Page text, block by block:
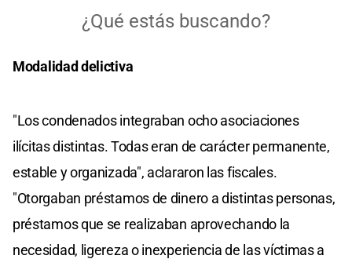
Modalidad delictiva
"Los condenados integraban ocho asociaciones
ilícitas distintas. Todas eran de carácter permanente,
estable y organizada", aclararon las fiscales.
"Otorgaban préstamos de dinero a distintas personas,
préstamos que se realizaban aprovechando la
necesidad, ligereza o inexperiencia de las víctimas a